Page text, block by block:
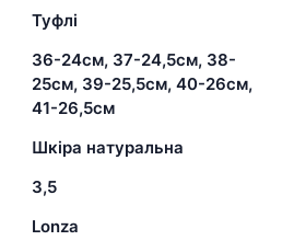
Туфлі
36-24см, 37-24,5см, 38-
25см, 39-25,5см, 40-26см,
41-26,5см
Шкіра натуральна
3,5
Lonza